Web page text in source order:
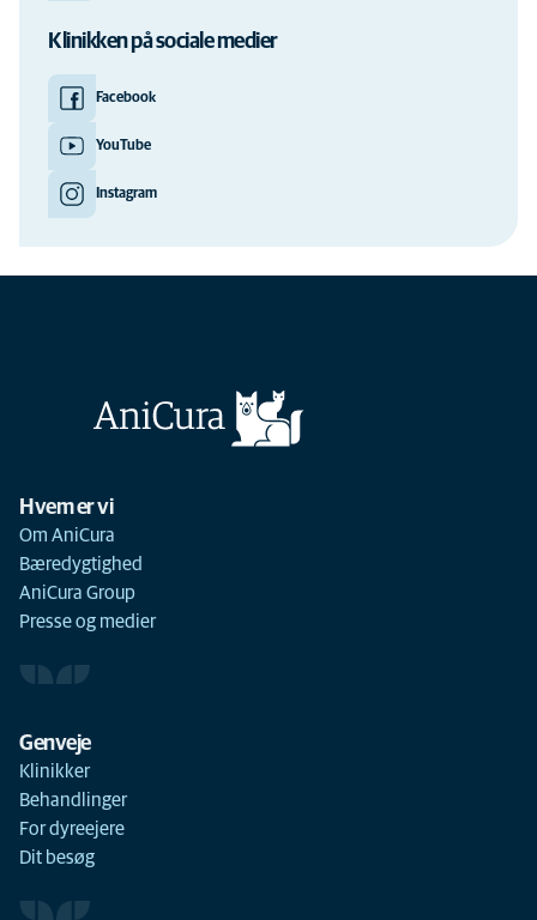
Klinikken på sociale medier
Facebook
YouTube
Instagram
Hvem er vi
Om AniCura
Bæredygtighed
AniCura Group
Presse og medier
Genveje
Klinikker
Behandlinger
For dyreejere
Dit besøg